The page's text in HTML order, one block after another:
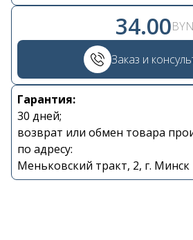
34.00BYN
Заказ и
Гарантия:
30 дней;
возврат или обмен товара
по адресу:
Меньковский тракт, 2, г. Минск
+375 29 870 15 80
Viber
shupik21@bk.ru